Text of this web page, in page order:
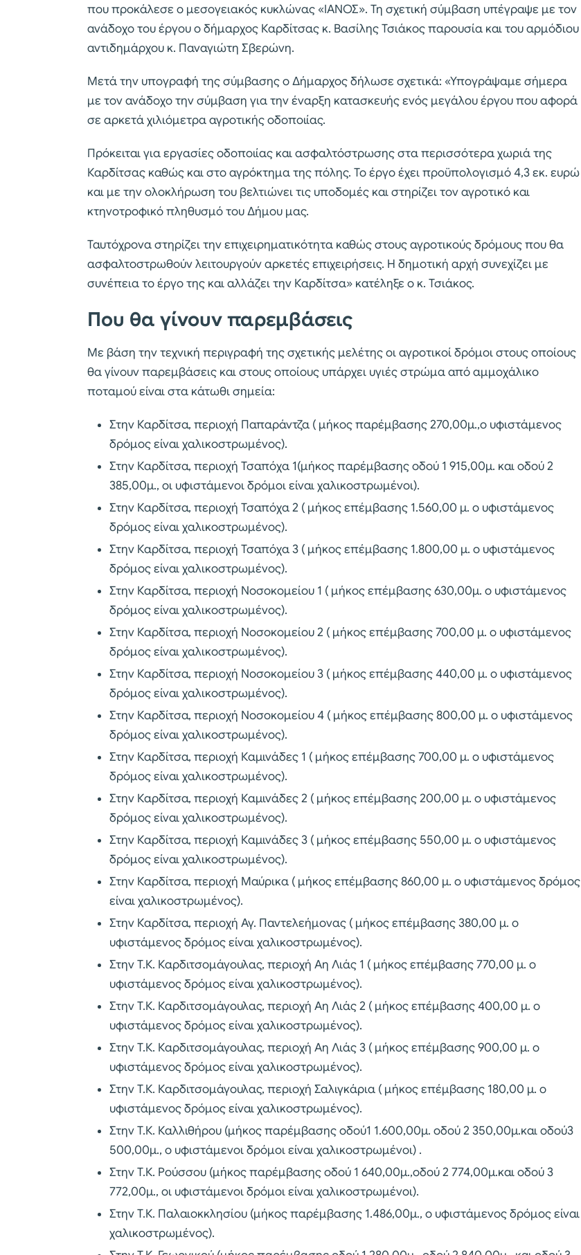
που προκάλεσε ο μεσογειακός κυκλώνας «ΙΑΝΟΣ». Τη σχετική σύμβαση υπέγραψε με τον
ανάδοχο του έργου ο δήμαρχος Καρδίτσας κ. Βασίλης Τσιάκος παρουσία και του αρμόδιου
αντιδημάρχου κ. Παναγιώτη Σβερώνη.
Μετά την υπογραφή της σύμβασης ο Δήμαρχος δήλωσε σχετικά: «Υπογράψαμε σήμερα
με τον ανάδοχο την σύμβαση για την έναρξη κατασκευής ενός μεγάλου έργου που αφορά
σε αρκετά χιλιόμετρα αγροτικής οδοποιίας.
Πρόκειται για εργασίες οδοποιίας και ασφαλτόστρωσης στα περισσότερα χωριά της
Καρδίτσας καθώς και στο αγρόκτημα της πόλης. Το έργο έχει προϋπολογισμό 4,3 εκ. ευρώ
και με την ολοκλήρωση του βελτιώνει τις υποδομές και στηρίζει τον αγροτικό και
κτηνοτροφικό πληθυσμό του Δήμου μας.
Ταυτόχρονα στηρίζει την επιχειρηματικότητα καθώς στους αγροτικούς δρόμους που θα
ασφαλτοστρωθούν λειτουργούν αρκετές επιχειρήσεις. Η δημοτική αρχή συνεχίζει με
συνέπεια το έργο της και αλλάζει την Καρδίτσα» κατέληξε ο κ. Τσιάκος.
Που θα γίνουν παρεμβάσεις
Με βάση την τεχνική περιγραφή της σχετικής μελέτης οι αγροτικοί δρόμοι στους οποίους
θα γίνουν παρεμβάσεις και στους οποίους υπάρχει υγιές στρώμα από αμμοχάλικο
ποταμού είναι στα κάτωθι σημεία:
Στην Καρδίτσα, περιοχή Παπαράντζα ( μήκος παρέμβασης 270,00μ.,ο υφιστάμενος
δρόμος είναι χαλικοστρωμένος).
Στην Καρδίτσα, περιοχή Τσαπόχα 1(μήκος παρέμβασης οδού 1 915,00μ. και οδού 2
385,00μ., οι υφιστάμενοι δρόμοι είναι χαλικοστρωμένοι).
Στην Καρδίτσα, περιοχή Τσαπόχα 2 ( μήκος επέμβασης 1.560,00 μ. ο υφιστάμενος
δρόμος είναι χαλικοστρωμένος).
Στην Καρδίτσα, περιοχή Τσαπόχα 3 ( μήκος επέμβασης 1.800,00 μ. ο υφιστάμενος
δρόμος είναι χαλικοστρωμένος).
Στην Καρδίτσα, περιοχή Νοσοκομείου 1 ( μήκος επέμβασης 630,00μ. ο υφιστάμενος
δρόμος είναι χαλικοστρωμένος).
Στην Καρδίτσα, περιοχή Νοσοκομείου 2 ( μήκος επέμβασης 700,00 μ. ο υφιστάμενος
δρόμος είναι χαλικοστρωμένος).
Στην Καρδίτσα, περιοχή Νοσοκομείου 3 ( μήκος επέμβασης 440,00 μ. ο υφιστάμενος
δρόμος είναι χαλικοστρωμένος).
Στην Καρδίτσα, περιοχή Νοσοκομείου 4 ( μήκος επέμβασης 800,00 μ. ο υφιστάμενος
δρόμος είναι χαλικοστρωμένος).
Στην Καρδίτσα, περιοχή Καμινάδες 1 ( μήκος επέμβασης 700,00 μ. ο υφιστάμενος
δρόμος είναι χαλικοστρωμένος).
Στην Καρδίτσα, περιοχή Καμινάδες 2 ( μήκος επέμβασης 200,00 μ. ο υφιστάμενος
δρόμος είναι χαλικοστρωμένος).
Στην Καρδίτσα, περιοχή Καμινάδες 3 ( μήκος επέμβασης 550,00 μ. ο υφιστάμενος
δρόμος είναι χαλικοστρωμένος).
Στην Καρδίτσα, περιοχή Μαύρικα ( μήκος επέμβασης 860,00 μ. ο υφιστάμενος δρόμος
είναι χαλικοστρωμένος).
Στην Καρδίτσα, περιοχή Αγ. Παντελεήμονας ( μήκος επέμβασης 380,00 μ. ο
υφιστάμενος δρόμος είναι χαλικοστρωμένος).
Στην Τ.Κ. Καρδιτσομάγουλας, περιοχή Αη Λιάς 1 ( μήκος επέμβασης 770,00 μ. ο
υφιστάμενος δρόμος είναι χαλικοστρωμένος).
Στην Τ.Κ. Καρδιτσομάγουλας, περιοχή Αη Λιάς 2 ( μήκος επέμβασης 400,00 μ. ο
υφιστάμενος δρόμος είναι χαλικοστρωμένος).
Στην Τ.Κ. Καρδιτσομάγουλας, περιοχή Αη Λιάς 3 ( μήκος επέμβασης 900,00 μ. ο
υφιστάμενος δρόμος είναι χαλικοστρωμένος).
Στην Τ.Κ. Καρδιτσομάγουλας, περιοχή Σαλιγκάρια ( μήκος επέμβασης 180,00 μ. ο
υφιστάμενος δρόμος είναι χαλικοστρωμένος).
Στην Τ.Κ. Καλλιθήρου (μήκος παρέμβασης οδού1 1.600,00μ. οδού 2 350,00μ.και οδού3
500,00μ., ο υφιστάμενοι δρόμοι είναι χαλικοστρωμένοι) .
Στην Τ.Κ. Ρούσσου (μήκος παρέμβασης οδού 1 640,00μ.,οδού 2 774,00μ.και οδού 3
772,00μ., οι υφιστάμενοι δρόμοι είναι χαλικοστρωμένοι).
Στην Τ.Κ. Παλαιοκκλησίου (μήκος παρέμβασης 1.486,00μ., ο υφιστάμενος δρόμος είναι
χαλικοστρωμένος).